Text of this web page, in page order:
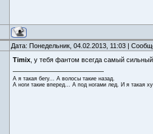
Дата: Понедельник, 04.02.2013, 11:03 |
Timix , у тебя фантом всегда самый
А я такая бегу... А волосы такие назад.
А ноги такие вперед... А под ногами лед. И я такая